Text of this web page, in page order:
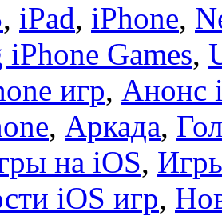
, iPad, iPhone,
Games,
игр, Анонс
, Аркада,
на iOS,
iOS игр,